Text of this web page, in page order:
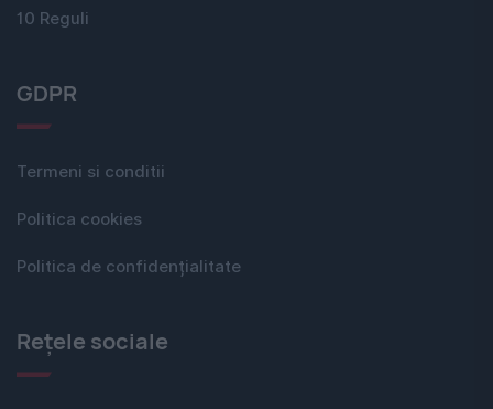
10 Reguli
GDPR
Termeni si conditii
Politica cookies
Politica de confidențialitate
Rețele sociale